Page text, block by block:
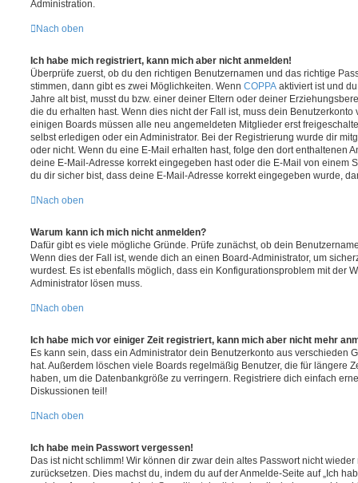
Administration.
Nach oben
Ich habe mich registriert, kann mich aber nicht anmelden!
Überprüfe zuerst, ob du den richtigen Benutzernamen und das richtige
stimmen, dann gibt es zwei Möglichkeiten. Wenn COPPA aktiviert ist und
Jahre alt bist, musst du bzw. einer deiner Eltern oder deiner
die du erhalten hast. Wenn dies nicht der Fall ist, muss dein
einigen Boards müssen alle neu angemeldeten Mitglieder erst
selbst erledigen oder ein Administrator. Bei der Registrierung wurde dir
oder nicht. Wenn du eine E-Mail erhalten hast, folge den dort enthaltenen
deine E-Mail-Adresse korrekt eingegeben hast oder die E-Mail von einem
du dir sicher bist, dass deine E-Mail-Adresse korrekt eingegeben wurde,
Nach oben
Warum kann ich mich nicht anmelden?
Dafür gibt es viele mögliche Gründe. Prüfe zunächst, ob dein
Wenn dies der Fall ist, wende dich an einen Board-Administrator, um
wurdest. Es ist ebenfalls möglich, dass ein Konfigurationsproblem mit der
Administrator lösen muss.
Nach oben
Ich habe mich vor einiger Zeit registriert, kann mich aber nicht mehr
Es kann sein, dass ein Administrator dein Benutzerkonto aus verschieden
hat. Außerdem löschen viele Boards regelmäßig Benutzer, die für längere
haben, um die Datenbankgröße zu verringern. Registriere dich einfach
Diskussionen teil!
Nach oben
Ich habe mein Passwort vergessen!
Das ist nicht schlimm! Wir können dir zwar dein altes Passwort nicht
zurücksetzen. Dies machst du, indem du auf der Anmelde-Seite auf „Ich